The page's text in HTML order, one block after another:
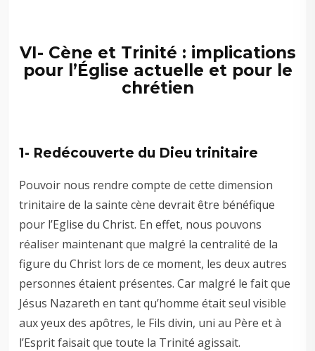
VI- Cène et Trinité : implications
pour l’Église actuelle et pour le
chrétien
1- Redécouverte du Dieu trinitaire
Pouvoir nous rendre compte de cette dimension
trinitaire de la sainte cène devrait être bénéfique
pour l’Eglise du Christ. En effet, nous pouvons
réaliser maintenant que malgré la centralité de la
figure du Christ lors de ce moment, les deux autres
personnes étaient présentes. Car malgré le fait que
Jésus Nazareth en tant qu’homme était seul visible
aux yeux des apôtres, le Fils divin, uni au Père et à
l’Esprit faisait que toute la Trinité agissait.